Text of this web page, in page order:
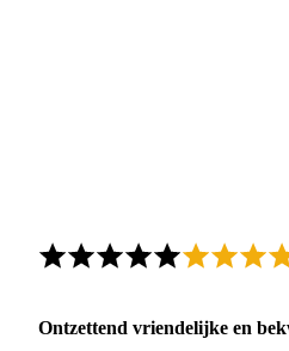
Ontzettend vriendelijke en